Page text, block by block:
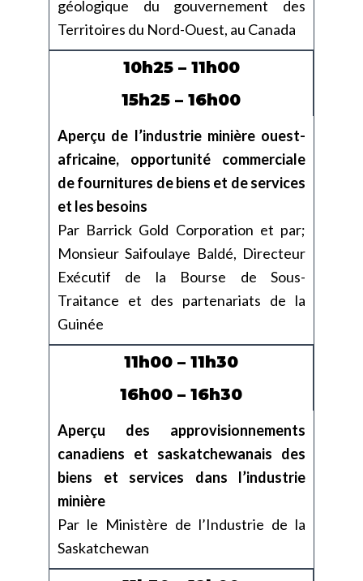
géologique du gouvernement des
Territoires du Nord-Ouest, au Canada
10h25 – 11h00
15h25 – 16h00
Aperçu de l’industrie minière ouest-
africaine, opportunité commerciale
de fournitures de biens et de services
et les besoins
Par Barrick Gold Corporation et par;
Monsieur Saifoulaye Baldé, Directeur
Exécutif de la Bourse de Sous-
Traitance et des partenariats de la
Guinée
11h00 – 11h30
16h00 – 16h30
Aperçu des approvisionnements
canadiens et saskatchewanais des
biens et services dans l’industrie
minière
Par le Ministère de l’Industrie de la
Saskatchewan